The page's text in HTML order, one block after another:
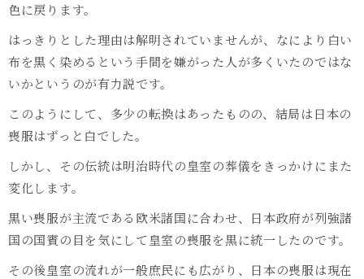
色に戻ります。
はっきりとした理由は解明されていませんが、なにより白い
布を黒く染めるという手間を嫌がった人が多くいたのではな
いかというのが有力説です。
このようにして、多少の転換はあったものの、結局は日本の
喪服はずっと白でした。
しかし、その伝統は明治時代の皇室の葬儀をきっかけにまた
変化します。
黒い喪服が主流である欧米諸国に合わせ、日本政府が列強諸
国の国賓の目を気にして皇室の喪服を黒に統一したのです。
その後皇室の流れが一般庶民にも広がり、日本の喪服は現在